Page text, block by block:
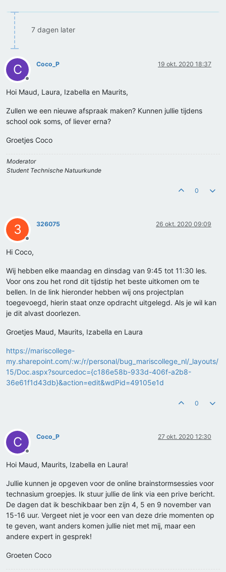
7 dagen later
C
Offline
Coco_P 19 okt. 2020 18:37
Hoi Maud, Laura, Izabella en Maurits,
Zullen we een nieuwe afspraak maken? Kunnen jullie tijdens
school ook soms, of liever erna?
Groetjes Coco
Moderator
Student Technische Natuurkunde
0
3
Offline
326075 26 okt. 2020 09:09
Hi Coco,
Wij hebben elke maandag en dinsdag van 9:45 tot 11:30 les.
Voor ons zou het rond dit tijdstip het beste uitkomen om te
bellen. In de link hieronder hebben wij ons projectplan
toegevoegd, hierin staat onze opdracht uitgelegd. Als je wil kan
je dit alvast doorlezen.
Groetjes Maud, Maurits, Izabella en Laura
https://mariscollege-
my.sharepoint.com/:w:/r/personal/bug_mariscollege_nl/_layouts/
15/Doc.aspx?sourcedoc={c186e58b-933d-406f-a2b8-
36e61f1d43db}&action=edit&wdPid=49105e1d
0
C
Offline
Coco_P 27 okt. 2020 12:30
Hoi Maud, Maurits, Izabella en Laura!
Jullie kunnen je opgeven voor de online brainstormsessies voor
technasium groepjes. Ik stuur jullie de link via een prive bericht.
De dagen dat ik beschikbaar ben zijn 4, 5 en 9 november van
15-16 uur. Vergeet niet je voor een van deze drie momenten op
te geven, want anders komen jullie niet met mij, maar een
andere expert in gesprek!
Groeten Coco